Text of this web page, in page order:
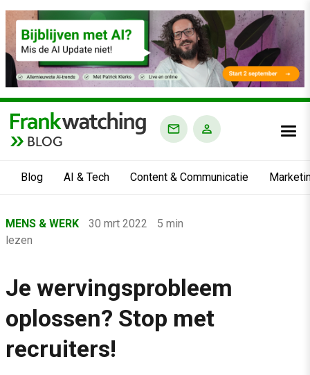
BLOG
Blog AI & Tech Content & Communicatie
›
Mens & Werk
›
Je wervingsprobleem oplossen? Stop met recruiters!
MENS & WERK 30 mrt 2022
5 min
lezen
Je wervingsprobleem
oplossen? Stop met
recruiters!